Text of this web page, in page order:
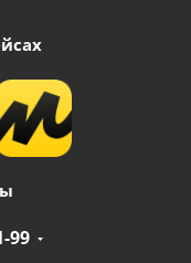
99